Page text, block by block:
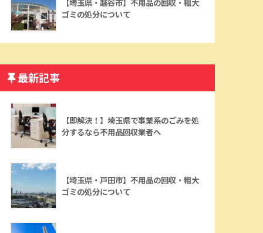
ゴミの処分について
最新記事
【即解決！】埼玉県で事業系のごみを処
分するなら不用品回収業者へ
【埼玉県・戸田市】不用品の回収・粗大
ゴミの処分について